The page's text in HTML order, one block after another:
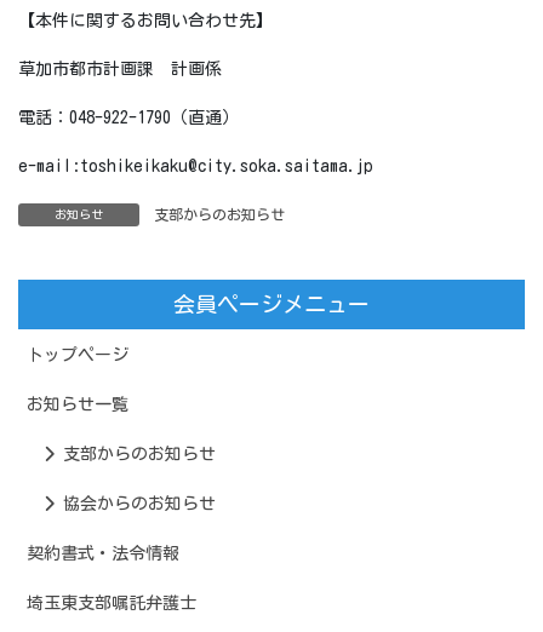
【本件に関するお問い合わせ先】
草加市都市計画課 計画係
電話：048-922-1790（直通）
e-mail:toshikeikaku@city.soka.saitama.jp
お知らせ 支部からのお知らせ
会員ページメニュー
トップページ
お知らせ一覧
支部からのお知らせ
協会からのお知らせ
契約書式・法令情報
埼玉東支部嘱託弁護士